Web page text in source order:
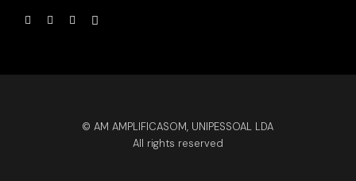
© AM AMPLIFICASOM, UNIPESSOAL LDA
All rights reserved